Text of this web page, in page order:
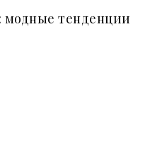
модные тенденции